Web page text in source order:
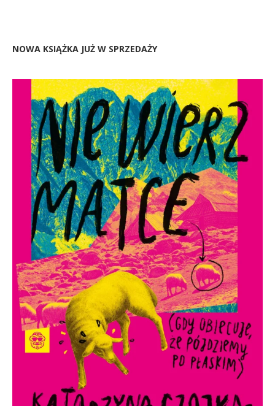
NOWA KSIĄŻKA JUŻ W SPRZEDAŻY